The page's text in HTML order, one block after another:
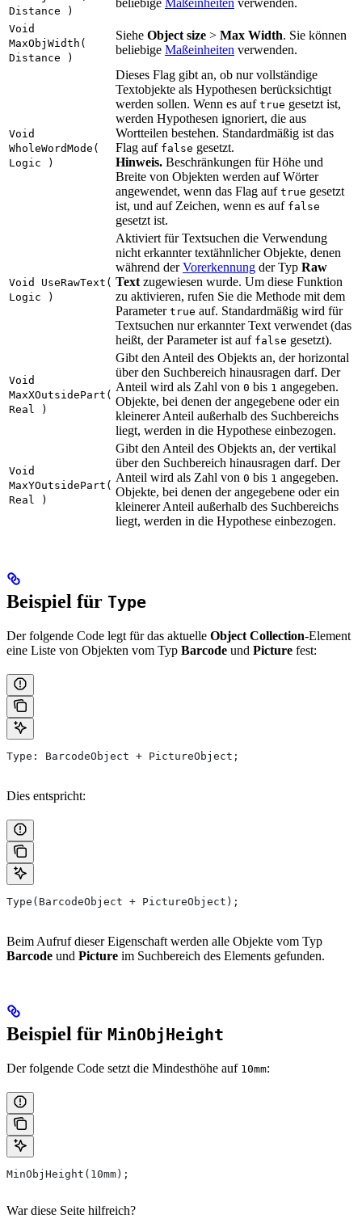
Distance )
beliebige Maßeinheiten verwenden.
Void
MaxObjWidth(
Distance )
Siehe Object size > Max Width. Sie können
beliebige Maßeinheiten verwenden.
Void
WholeWordMode(
Logic )
Dieses Flag gibt an, ob nur vollständige
Textobjekte als Hypothesen berücksichtigt
werden sollen. Wenn es auf true gesetzt ist,
werden Hypothesen ignoriert, die aus
Wortteilen bestehen. Standardmäßig ist das
Flag auf false gesetzt.
Hinweis. Beschränkungen für Höhe und
Breite von Objekten werden auf Wörter
angewendet, wenn das Flag auf true gesetzt
ist, und auf Zeichen, wenn es auf false
gesetzt ist.
Void UseRawText(
Logic )
Aktiviert für Textsuchen die Verwendung
nicht erkannter textähnlicher Objekte, denen
während derVorerkennung der Typ Raw
Text zugewiesen wurde. Um diese Funktion
zu aktivieren, rufen Sie die Methode mit dem
Parameter true auf. Standardmäßig wird für
Textsuchen nur erkannter Text verwendet (das
heißt, der Parameter ist auf false gesetzt).
Void
MaxXOutsidePart(
Real )
Gibt den Anteil des Objekts an, der horizontal
über den Suchbereich hinausragen darf. Der
Anteil wird als Zahl von 0 bis 1 angegeben.
Objekte, bei denen der angegebene oder ein
kleinerer Anteil außerhalb des Suchbereichs
liegt, werden in die Hypothese einbezogen.
Void
MaxYOutsidePart(
Real )
Gibt den Anteil des Objekts an, der vertikal
über den Suchbereich hinausragen darf. Der
Anteil wird als Zahl von 0 bis 1 angegeben.
Objekte, bei denen der angegebene oder ein
kleinerer Anteil außerhalb des Suchbereichs
liegt, werden in die Hypothese einbezogen.
Beispiel für Type
Der folgende Code legt für das aktuelle Object Collection-Element
eine Liste von Objekten vom Typ Barcode und Picture fest:
Type: BarcodeObject + PictureObject;
Dies entspricht:
Type(BarcodeObject + PictureObject);
Beim Aufruf dieser Eigenschaft werden alle Objekte vom Typ
Barcode und Picture im Suchbereich des Elements gefunden.
Beispiel für MinObjHeight
Der folgende Code setzt die Mindesthöhe auf 10mm:
MinObjHeight(10mm);
War diese Seite hilfreich?